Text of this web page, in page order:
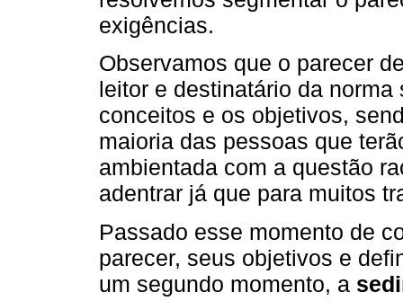
exigências.
Observamos que o parecer
leitor e destinatário da
conceitos e os objetivos,
maioria das pessoas que
ambientada com a questão
adentrar já que para muitos
Passado esse momento de
parecer, seus objetivos e
um segundo momento, a